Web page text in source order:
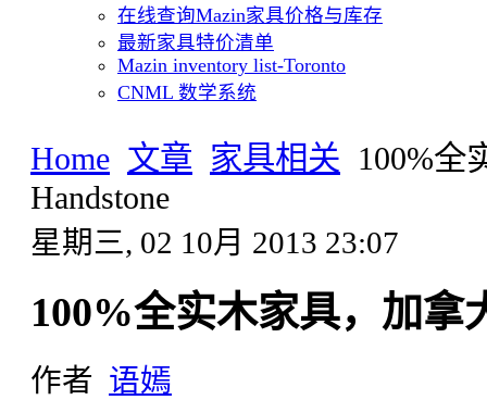
在线查询Mazin家具价格与库存
最新家具特价清单
Mazin inventory list-Toronto
CNML 数学系统
Home 文章 家具相关 100%全
Handstone
星期三, 02 10月 2013 23:07
100%全实木家具，加拿
作者 语嫣